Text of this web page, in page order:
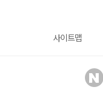
사이트맵